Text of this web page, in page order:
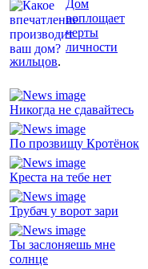
Дом
воплощает
черты
личности
жильцов.
Никогда не сдавайтесь
По прозвищу Кротёнок
Креста на тебе нет
Трубач у ворот зари
Ты заслоняешь мне
солнце